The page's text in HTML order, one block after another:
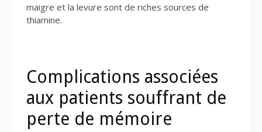
maigre et la levure sont de riches sources de
thiamine.
Complications associées
aux patients souffrant de
perte de mémoire